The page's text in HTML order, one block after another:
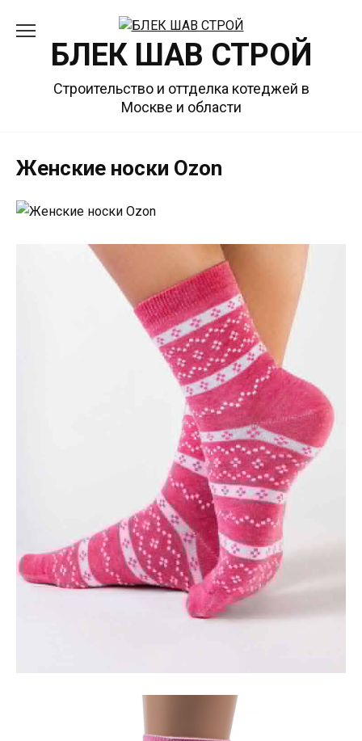
содержаниюБЛЕК ШАВ СТРОЙ
Строительство и оттделка котеджей в
Москве и области
Женские носки Ozon